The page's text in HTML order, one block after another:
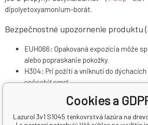
dipolyetoxyamonium-borát.
Bezpečnostné upozornenie produktu
EUH066: Opakovaná expozícia môže
alebo popraskanie pokožky.
H304: Pri požití a vniknutí do
spôsobiť smrť.
H412: Škodlivý pre vodné organizmy, s
Cookies a
Lazurol 3v1 S1045 tenkovrstvá lazúra na